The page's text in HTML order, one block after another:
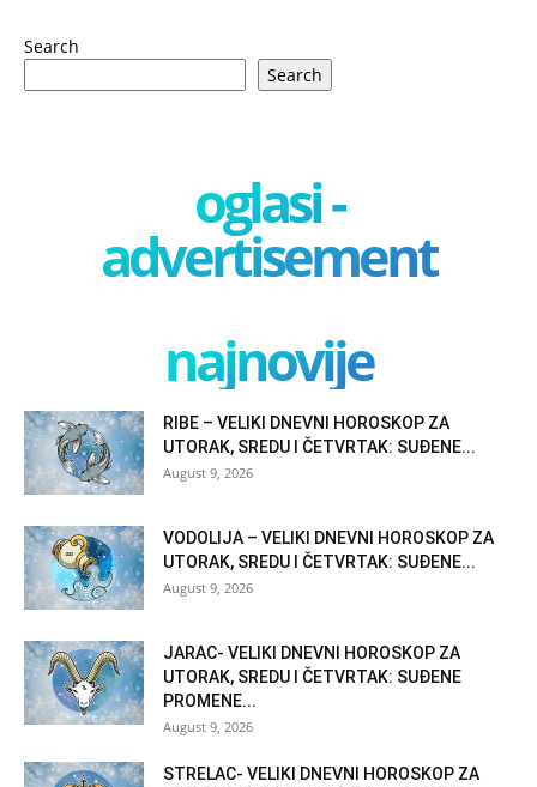
Search
Search
oglasi -
advertisement
najnovije
RIBE – VELIKI DNEVNI HOROSKOP ZA
UTORAK, SREDU I ČETVRTAK: SUĐENE...
August 9, 2026
VODOLIJA – VELIKI DNEVNI HOROSKOP ZA
UTORAK, SREDU I ČETVRTAK: SUĐENE...
August 9, 2026
JARAC- VELIKI DNEVNI HOROSKOP ZA
UTORAK, SREDU I ČETVRTAK: SUĐENE
PROMENE...
August 9, 2026
STRELAC- VELIKI DNEVNI HOROSKOP ZA